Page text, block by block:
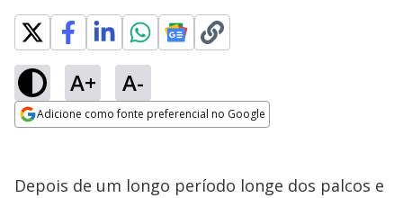
A+ A-
Adicione como fonte preferencial no Google
Ativar
100.00%
Depois de um longo período longe dos palcos e